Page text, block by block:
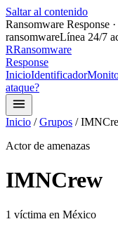
Saltar al contenido
Ransomware Response
ransomwareLínea 24/7
RRansomware
Response
InicioIdentificador
ataque?
Inicio / Grupos /
Actor de amenazas
IMNCrew
1 víctima en México